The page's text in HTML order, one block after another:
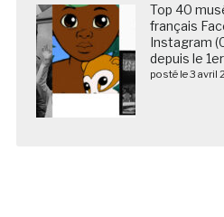
Top 40
français
Instagram
depuis le
posté le 3 avril